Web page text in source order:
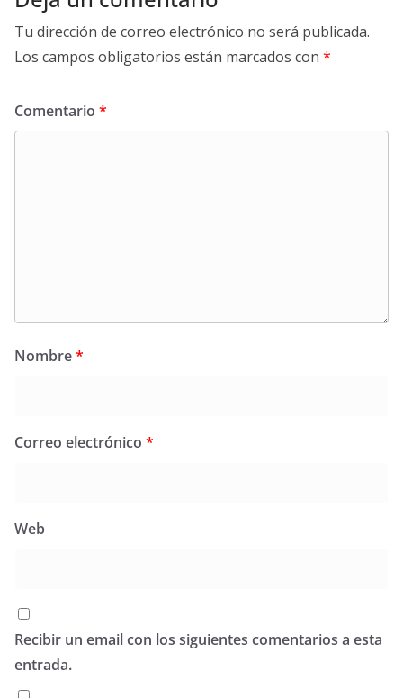
Tu dirección de correo electrónico no será publicada.
Los campos obligatorios están marcados con *
Comentario *
Nombre*
Correo electrónico *
Web
Recibir un email con los siguientes comentarios a esta
entrada.